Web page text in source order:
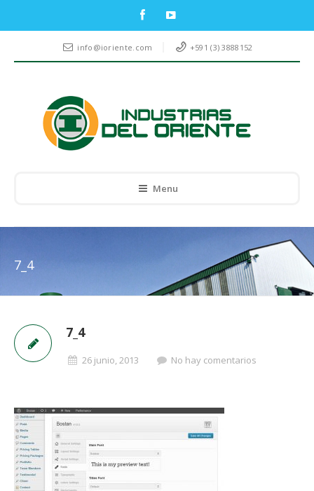
info@ioriente.com +591 (3) 3888152
Menu
7_4
7_4
26 junio, 2013 No hay comentarios